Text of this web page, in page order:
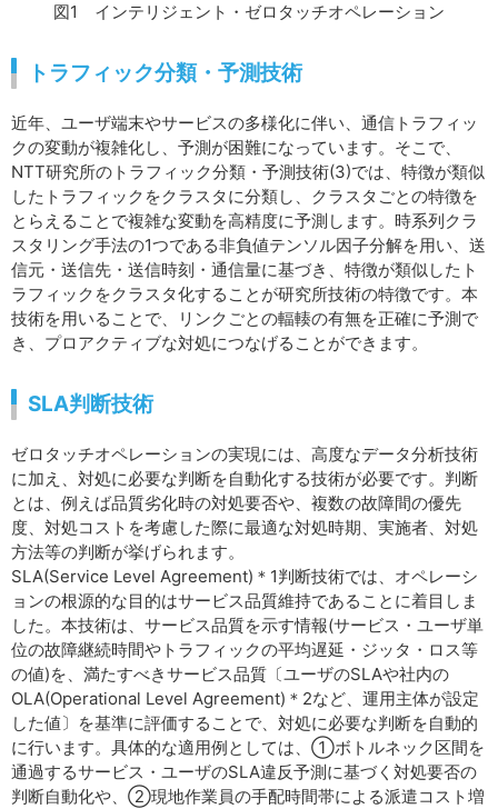
図1 インテリジェント・ゼロタッチオペレーション
トラフィック分類・予測技術
近年、ユーザ端末やサービスの多様化に伴い、通信トラフィッ
クの変動が複雑化し、予測が困難になっています。そこで、
NTT研究所のトラフィック分類・予測技術(3)では、特徴が類似
したトラフィックをクラスタに分類し、クラスタごとの特徴を
とらえることで複雑な変動を高精度に予測します。時系列クラ
スタリング手法の1つである非負値テンソル因子分解を用い、送
信元・送信先・送信時刻・通信量に基づき、特徴が類似したト
ラフィックをクラスタ化することが研究所技術の特徴です。本
技術を用いることで、リンクごとの輻輳の有無を正確に予測で
き、プロアクティブな対処につなげることができます。
SLA判断技術
ゼロタッチオペレーションの実現には、高度なデータ分析技術
に加え、対処に必要な判断を自動化する技術が必要です。判断
とは、例えば品質劣化時の対処要否や、複数の故障間の優先
度、対処コストを考慮した際に最適な対処時期、実施者、対処
方法等の判断が挙げられます。
SLA(Service Level Agreement)＊1判断技術では、オペレーシ
ョンの根源的な目的はサービス品質維持であることに着目しま
した。本技術は、サービス品質を示す情報(サービス・ユーザ単
位の故障継続時間やトラフィックの平均遅延・ジッタ・ロス等
の値)を、満たすべきサービス品質〔ユーザのSLAや社内の
OLA(Operational Level Agreement)＊2など、運用主体が設定
した値〕を基準に評価することで、対処に必要な判断を自動的
に行います。具体的な適用例としては、①ボトルネック区間を
通過するサービス・ユーザのSLA違反予測に基づく対処要否の
判断自動化や、②現地作業員の手配時間帯による派遣コスト増